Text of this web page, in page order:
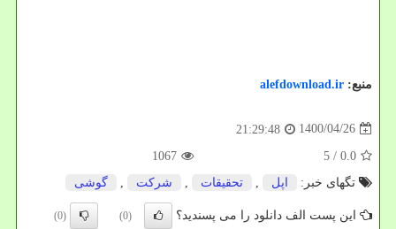
منبع: alefdownload.ir
1400/04/26
21:29:48
0.0
/ 5
1067
تگهای خبر:
اپل , تحقیقات , شركت , گوشی
این پست الف دانلود را می پسندید؟ (0)
(0)